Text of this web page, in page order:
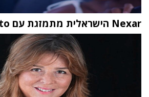
Nexar הישראלית מתמזגת עם Nauto האמריקאית